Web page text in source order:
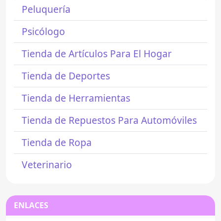
Peluquería
Psicólogo
Tienda de Artículos Para El Hogar
Tienda de Deportes
Tienda de Herramientas
Tienda de Repuestos Para Automóviles
Tienda de Ropa
Veterinario
ENLACES